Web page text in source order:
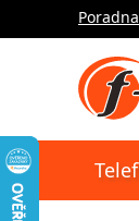
Poradna